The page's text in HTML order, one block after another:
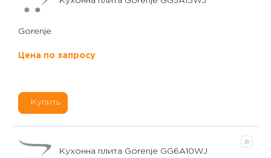
Gorenje
Цена по запросу
Купить
Кухонна плита Gorenje GG6A10WJ